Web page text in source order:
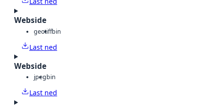
Webside
geotiffbin
Last ned
Webside
jpegbin
Last ned